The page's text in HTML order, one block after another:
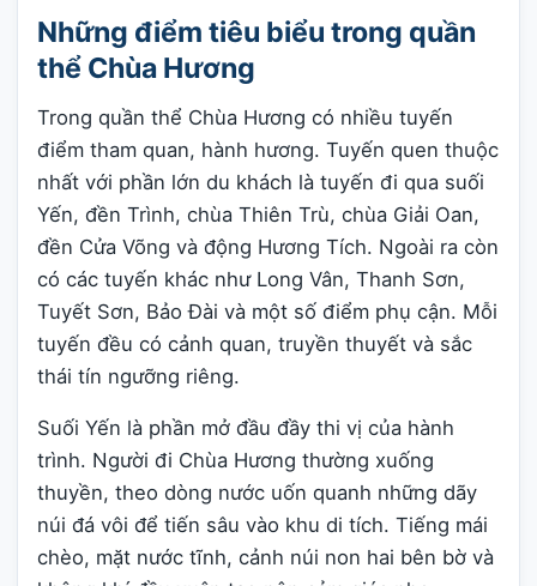
Những điểm tiêu biểu trong quần
thể Chùa Hương
Trong quần thể Chùa Hương có nhiều tuyến
điểm tham quan, hành hương. Tuyến quen thuộc
nhất với phần lớn du khách là tuyến đi qua suối
Yến, đền Trình, chùa Thiên Trù, chùa Giải Oan,
đền Cửa Võng và động Hương Tích. Ngoài ra còn
có các tuyến khác như Long Vân, Thanh Sơn,
Tuyết Sơn, Bảo Đài và một số điểm phụ cận. Mỗi
tuyến đều có cảnh quan, truyền thuyết và sắc
thái tín ngưỡng riêng.
Suối Yến là phần mở đầu đầy thi vị của hành
trình. Người đi Chùa Hương thường xuống
thuyền, theo dòng nước uốn quanh những dãy
núi đá vôi để tiến sâu vào khu di tích. Tiếng mái
chèo, mặt nước tĩnh, cảnh núi non hai bên bờ và